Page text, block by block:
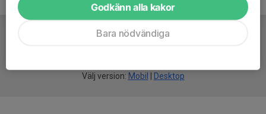
Välj version: Mobil Desktop
Godkänn alla kakor
Bara nödvändiga